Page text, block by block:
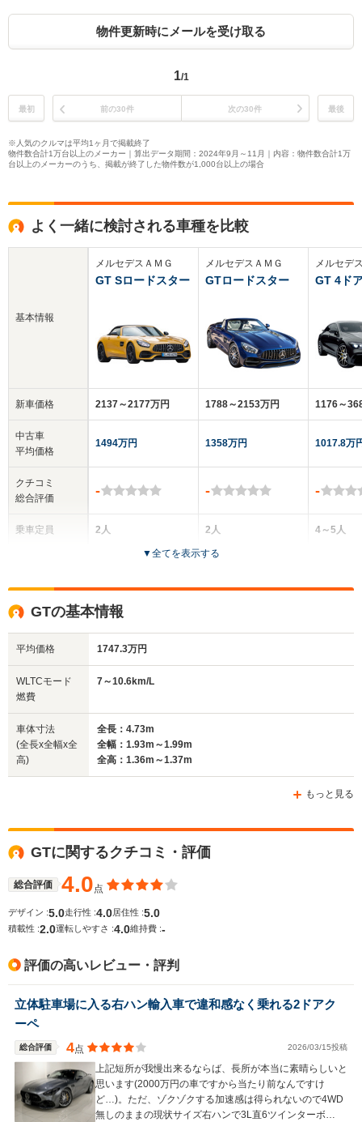
物件更新時にメールを受け取る
1/1
最初 前の30件 次の30件 最後
※人気のクルマは平均1ヶ月で掲載終了
物件数合計1万台以上のメーカー｜算出データ期間：2024年9月～11月｜内容：物件数合計1万
台以上のメーカーのうち、掲載が終了した物件数が1,000台以上の場合
よく一緒に検討される車種を比較
基本情報
新車価格
中古車
平均価格
クチコミ
総合評価
乗車定員
サイズ
(全長x全幅x全高)
WLTCモード
燃費
メルセデスＡＭＧ
GT Sロードスター
2137～2177万円
1494万円
-
2人
全幅
1.94m
メルセデスＡＭＧ
GTロードスター
1788～2153万円
1358万円
-
2人
2ドア
メルセデ
GT 4ド
1176～
1017.8万
-
4～5人
7.1～
▼全てを表示する
GTの基本情報
平均価格 1747.3万円
WLTCモード
燃費
7～10.6km/L
車体寸法
(全長x全幅x全
高)
全長：4.73m
全幅：1.93m～1.99m
全高：1.36m～1.37m
もっと見る
GTに関するクチコミ・評価
総合評価 4.0点
デザイン :5.0走行性 :4.0居住性 :5.0
積載性 :2.0運転しやすさ :4.0維持費 :-
評価の高いレビュー・評判
立体駐車場に入る右ハン輸入車で違和感なく乗れる2ドアク
ーペ
総合評価 4点 2026/03/15投稿
上記短所が我慢出来るならば、長所が本当に素晴らしいと
思います(2000万円の車ですから当たり前なんですけ
ど…)。ただ、ゾクゾクする加速感は得られないので4WD
無しのままの現状サイズ右ハンで3L直6ツインターボ